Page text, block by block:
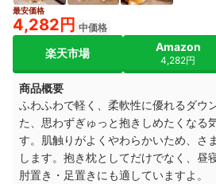
最安価格
4,282円 中価格
楽天市場 Amazon
4,282円
商品概要
ふわふわで軽く、柔軟性に優れるダウ
た、思わずぎゅっと抱きしめたくなる
す。肌触りがよくやわらかいため、さ
します。抱き枕としてだけでなく、昼
肘置き・足置きにも適していますよ。